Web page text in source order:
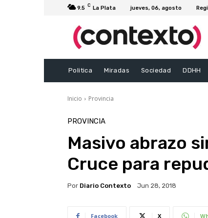
9.5 C La Plata jueves, 06, agosto
Politica Miradas Sociedad DDHH
Inicio Provincia
PROVINCIA
Masivo abrazo
Cruce para
Por Diario Contexto Jun 28, 2018
Facebook X